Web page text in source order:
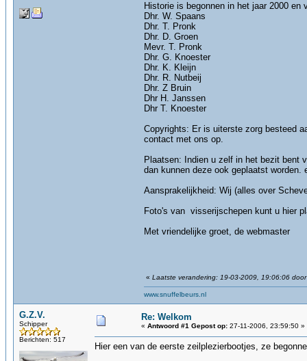
Historie is begonnen in het jaar 2000
Dhr. W. Spaans
Dhr. T. Pronk
Dhr. D. Groen
Mevr. T. Pronk
Dhr. G. Knoester
Dhr. K. Kleijn
Dhr. R. Nutbeij
Dhr. Z Bruin
Dhr H. Janssen
Dhr T. Knoester
Copyrights: Er is uiterste zorg besteed
contact met ons op.
Plaatsen: Indien u zelf in het bezit bent
dan kunnen deze ook geplaatst
Aansprakelijkheid: Wij (alles over
Foto's van visserijschepen kunt u hier
Met vriendelijke groet, de webmaster
« Laatste verandering: 19-03-2009, 19:06:06
www.snuffelbeurs.nl
G.Z.V.
Schipper
Berichten: 517
Re: Welkom
« Antwoord #1 Gepost op: 27-11-2006, 23:59:50 »
Hier een van de eerste zeilplezierbootjes, ze